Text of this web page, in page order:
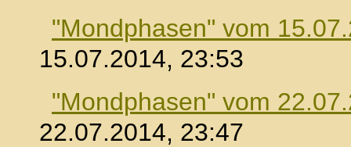
"Mondphasen" vom
15.07.2014, 23:53
"Mondphasen" vom
22.07.2014, 23:47